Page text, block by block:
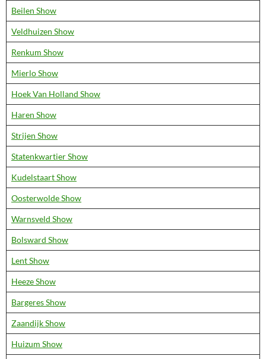
Beilen Show
Veldhuizen Show
Renkum Show
Mierlo Show
Hoek Van Holland Show
Haren Show
Strijen Show
Statenkwartier Show
Kudelstaart Show
Oosterwolde Show
Warnsveld Show
Bolsward Show
Lent Show
Heeze Show
Bargeres Show
Zaandijk Show
Huizum Show